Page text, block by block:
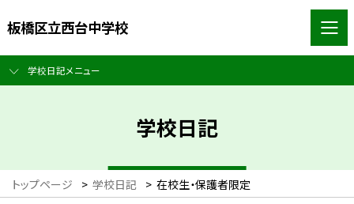
板橋区立西台中学校
学校日記メニュー
学校日記
トップページ > 学校日記 > 在校生・保護者限定